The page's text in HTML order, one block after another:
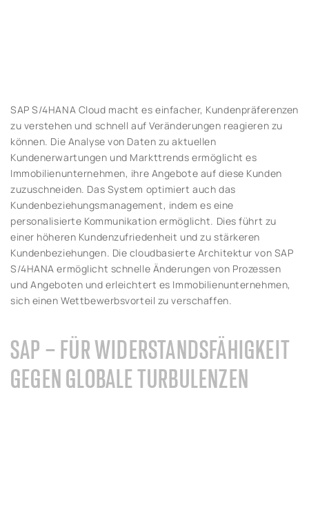
SAP S/4HANA Cloud macht es einfacher, Kundenpräferenzen
zu verstehen und schnell auf Veränderungen reagieren zu
können. Die Analyse von Daten zu aktuellen
Kundenerwartungen und Markttrends ermöglicht es
Immobilienunternehmen, ihre Angebote auf diese Kunden
zuzuschneiden. Das System optimiert auch das
Kundenbeziehungsmanagement, indem es eine
personalisierte Kommunikation ermöglicht. Dies führt zu
einer höheren Kundenzufriedenheit und zu stärkeren
Kundenbeziehungen. Die cloudbasierte Architektur von SAP
S/4HANA ermöglicht schnelle Änderungen von Prozessen
und Angeboten und erleichtert es Immobilienunternehmen,
sich einen Wettbewerbsvorteil zu verschaffen.
SAP – FÜR WIDERSTANDSFÄHIGKEIT
GEGEN GLOBALE TURBULENZEN